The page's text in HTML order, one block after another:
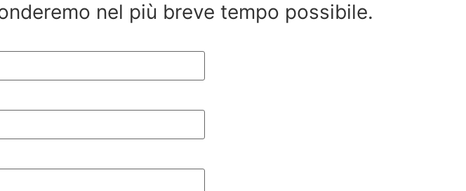
nel più breve tempo possibile.